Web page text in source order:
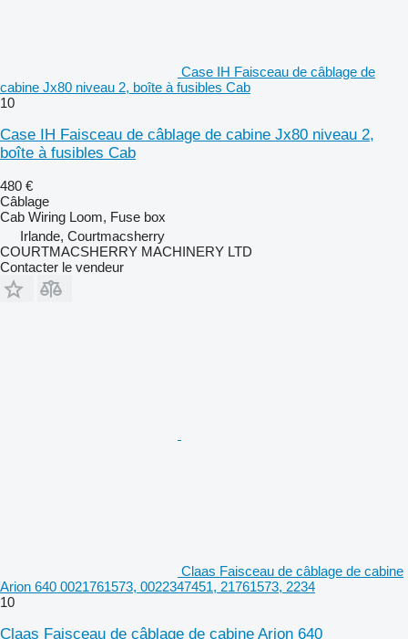
Case IH Faisceau de câblage de
cabine Jx80 niveau 2, boîte à fusibles Cab
10
Case IH Faisceau de câblage de cabine Jx80 niveau 2,
boîte à fusibles Cab
480 €
Câblage
Cab Wiring Loom, Fuse box
Irlande, Courtmacsherry
COURTMACSHERRY MACHINERY LTD
Contacter le vendeur
Claas Faisceau de câblage de cabine
Arion 640 0021761573, 0022347451, 21761573, 2234
10
Claas Faisceau de câblage de cabine Arion 640